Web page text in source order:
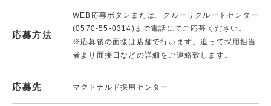
応募方法
WEB応募ボタンまたは、クルーリクルートセンター
(0570-55-0314)まで電話にてご応募ください。
※応募後の面接は店舗で行います。追って採用担当
者より面接日などの詳細をご連絡致します。
応募先 マクドナルド採用センター